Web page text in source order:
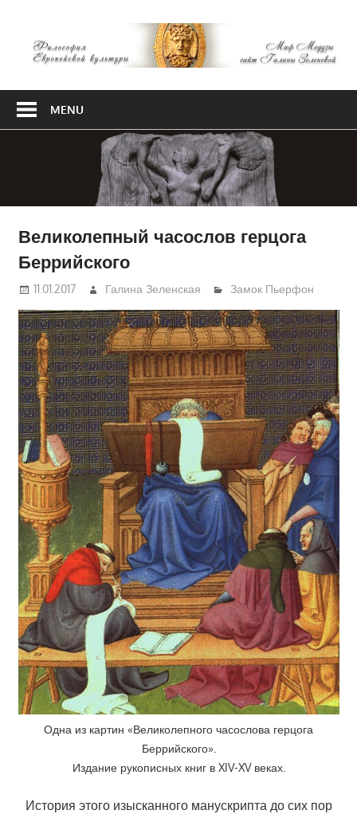
content
Европейской
MENU
Великолепный часослов герцога
Беррийского
11.01.2017 Галина Зеленская Замок Пьерфон
Одна из картин «Великолепного часослова герцога
Беррийского».
Издание рукописных книг в XIV-XV веках.
История этого изысканного манускрипта до сих пор